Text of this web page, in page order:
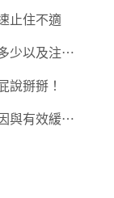
止住不適
少以及注⋯
說掰掰！
與有效緩⋯